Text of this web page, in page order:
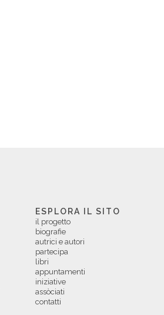
ESPLORA IL SITO
il progetto
biografie
autrici e autori
partecipa
libri
appuntamenti
iniziative
assòciati
contatti